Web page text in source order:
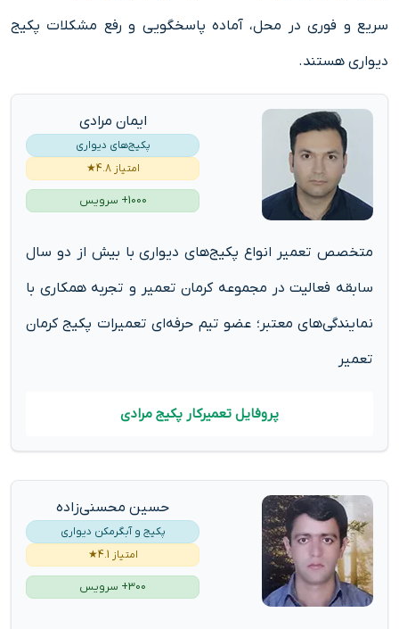
سریع و فوری در محل، آماده پاسخگویی و رفع مشکلات پکیج
دیواری هستند.
ایمان مرادی
پکیج‌های دیواری
امتیاز 4.8★
1000+ سرویس
متخصص تعمیر انواع پکیج‌های دیواری با بیش از دو سال
سابقه فعالیت در مجموعه کرمان تعمیر و تجربه همکاری با
نمایندگی‌های معتبر؛ عضو تیم حرفه‌ای تعمیرات پکیج کرمان
تعمیر
پروفایل تعمیرکار پکیج مرادی
حسین محسنی‌زاده
پکیج و آبگرمکن دیواری
امتیاز 4.1★
300+ سرویس